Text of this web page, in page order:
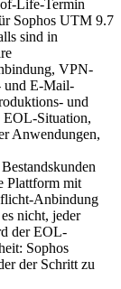
Life-Termin
Sophos UTM 9.7
sind in
VPN-
und E-Mail-
und
Situation,
Anwendungen,
Plattform mit
Anbindung
nicht, jeder
der EOL-
Sophos
der Schritt zu